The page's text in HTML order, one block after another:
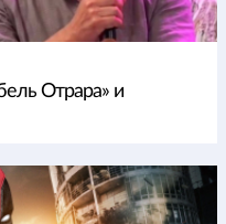
Отрара» и